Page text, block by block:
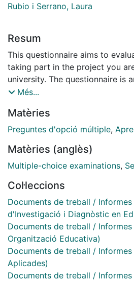
Rubio i Serrano, Laura
Resum
This questionnaire aims to
taking part in the project you
university. The questionnaire is
take more than 10 minutes of
that the data we gather here can
possible for improving the
Més...
Matèries
Preguntes d'opció múltiple,
Matèries (anglès)
Multiple-choice examinations,
Col·leccions
Documents de treball /
d'Investigació i Diagnòstic en
Documents de treball /
Organització Educativa)
Documents de treball /
Aplicades)
Documents de treball /